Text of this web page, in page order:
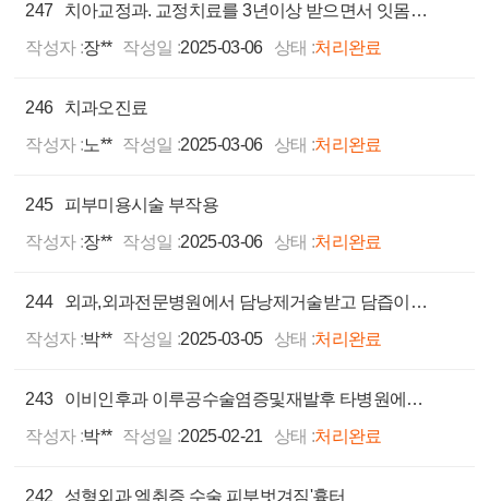
247
치아교정과. 교정치료를 3년이상 받으면서 잇몸관리를 받지못해 치아 생존률20%라는 진단을 타치과에서 받음
작성자 :장** 작성일 :2025-03-06 상태 :처리완료
246
치과오진료
작성자 :노** 작성일 :2025-03-06 상태 :처리완료
245
피부미용시술 부작용
작성자 :장** 작성일 :2025-03-06 상태 :처리완료
244
외과,외과전문병원에서 담낭제거술받고 담즙이새서 다시 스텐드 시술을 받았지만 담즙이 새고 있어요
작성자 :박** 작성일 :2025-03-05 상태 :처리완료
243
이비인후과 이루공수술염증및재발후 타병원에서재수술
작성자 :박** 작성일 :2025-02-21 상태 :처리완료
242
성형외과 엑취증 수술 피부벗겨짐'흉터